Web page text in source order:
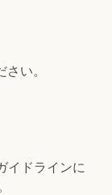
い。
イドラインに